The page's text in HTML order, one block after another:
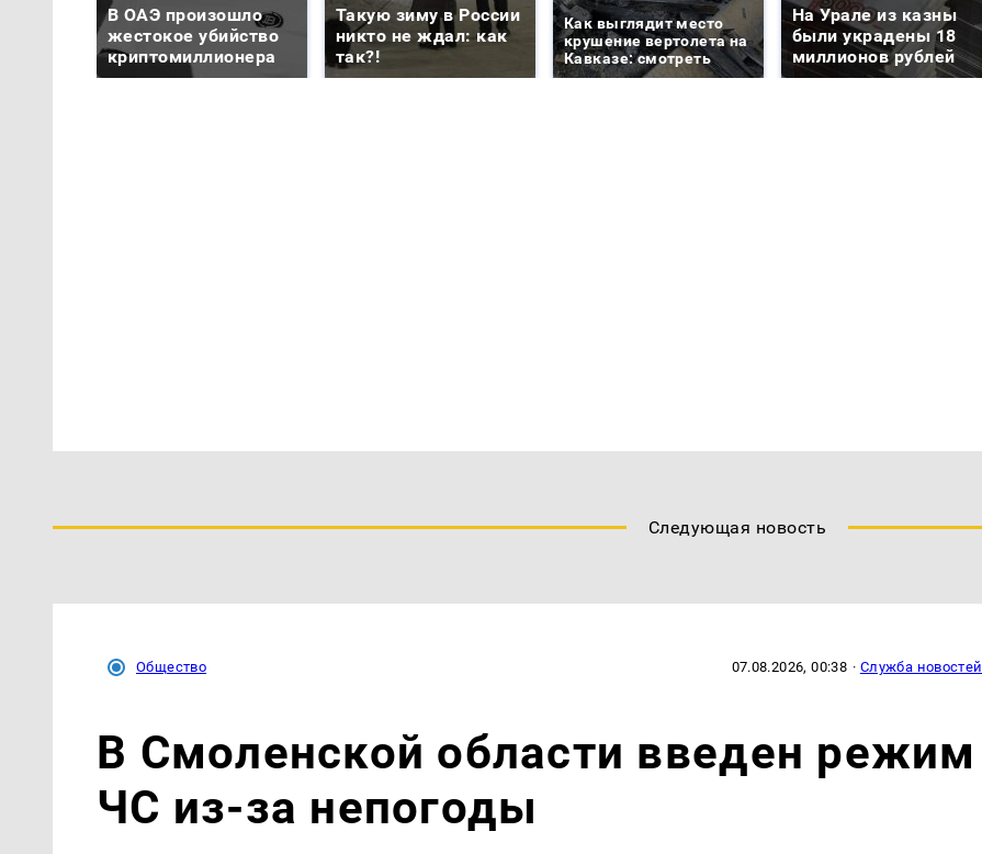
В ОАЭ произошло
жестокое убийство
криптомиллионера
Такую зиму в России
никто не ждал: как
так?!
Как выглядит место
крушение вертолета на
Кавказе: смотреть
На Урале из казны
были украдены 18
миллионов рублей
Следующая новость
Общество 07.08.2026, 00:38 · Служба новостей
В Смоленской области введен режим
ЧС из-за непогоды